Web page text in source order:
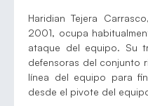
Haridian Tejera
2001, ocupa
ataque del equipo. Su
defensoras del conjunto
línea del equipo para
desde el pivote del